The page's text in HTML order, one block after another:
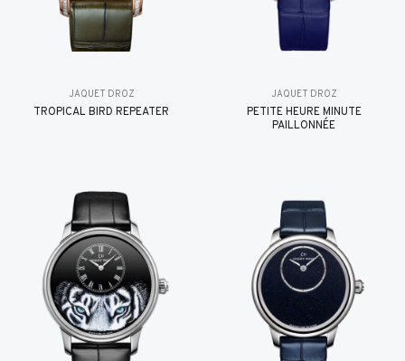
JAQUET DROZ
TROPICAL BIRD REPEATER
JAQUET DROZ
PETITE HEURE MINUTE
PAILLONNÉE